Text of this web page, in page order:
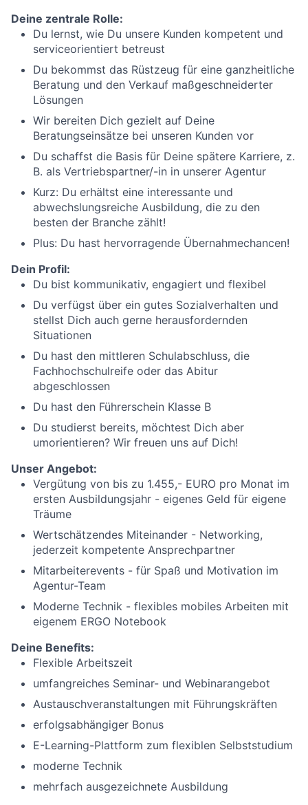
Deine zentrale Rolle:
Du lernst, wie Du unsere Kunden kompetent und
serviceorientiert betreust
Du bekommst das Rüstzeug für eine ganzheitliche
Beratung und den Verkauf maßgeschneiderter
Lösungen
Wir bereiten Dich gezielt auf Deine
Beratungseinsätze bei unseren Kunden vor
Du schaffst die Basis für Deine spätere Karriere, z.
B. als Vertriebspartner/-in in unserer Agentur
Kurz: Du erhältst eine interessante und
abwechslungsreiche Ausbildung, die zu den
besten der Branche zählt!
Plus: Du hast hervorragende Übernahmechancen!
Dein Profil:
Du bist kommunikativ, engagiert und flexibel
Du verfügst über ein gutes Sozialverhalten und
stellst Dich auch gerne herausfordernden
Situationen
Du hast den mittleren Schulabschluss, die
Fachhochschulreife oder das Abitur
abgeschlossen
Du hast den Führerschein Klasse B
Du studierst bereits, möchtest Dich aber
umorientieren? Wir freuen uns auf Dich!
Unser Angebot:
Vergütung von bis zu 1.455,- EURO pro Monat im
ersten Ausbildungsjahr - eigenes Geld für eigene
Träume
Wertschätzendes Miteinander - Networking,
jederzeit kompetente Ansprechpartner
Mitarbeiterevents - für Spaß und Motivation im
Agentur-Team
Moderne Technik - flexibles mobiles Arbeiten mit
eigenem ERGO Notebook
Deine Benefits:
Flexible Arbeitszeit
umfangreiches Seminar- und Webinarangebot
Austauschveranstaltungen mit Führungskräften
erfolgsabhängiger Bonus
E-Learning-Plattform zum flexiblen Selbststudium
moderne Technik
mehrfach ausgezeichnete Ausbildung